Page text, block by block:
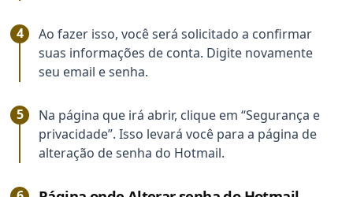
Ao fazer isso, você será solicitado a confirmar
suas informações de conta. Digite novamente
seu email e senha.
Na página que irá abrir, clique em “Segurança e
privacidade”. Isso levará você para a página de
alteração de senha do Hotmail.